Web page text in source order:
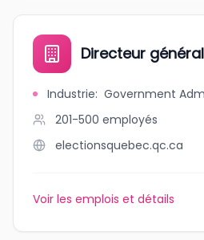
Directeur
Industrie: Government
201-500 employés
electionsquebec.qc.ca
Voir les emplois et détails